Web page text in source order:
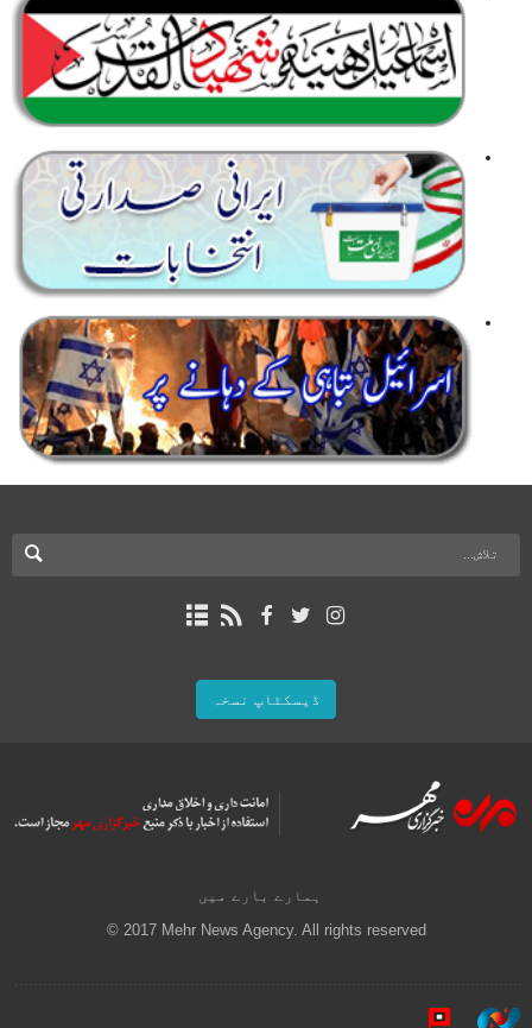
ڈیسکٹاپ نسخہ
ہمارے بارے میں
© 2017 Mehr News Agency. All rights reserved